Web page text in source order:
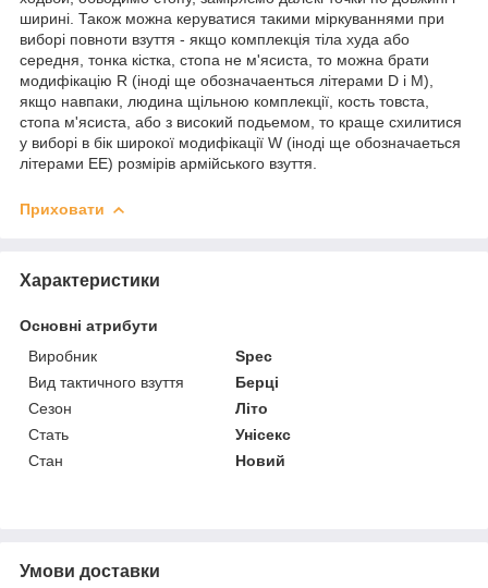
ширині. Також можна керуватися такими міркуваннями при
виборі повноти взуття - якщо комплекція тіла худа або
середня, тонка кістка, стопа не м'ясиста, то можна брати
модифікацію R (іноді ще обозначаенться літерами D і M),
якщо навпаки, людина щільною комплекції, кость товста,
стопа м'ясиста, або з високий подьемом, то краще схилитися
у виборі в бік широкої модифікації W (іноді ще обозначаеться
літерами EE) розмірів армійського взуття.
Приховати
Характеристики
Основні атрибути
Виробник
Spec
Вид тактичного взуття
Берці
Сезон
Літо
Стать
Унісекс
Стан
Новий
Умови доставки